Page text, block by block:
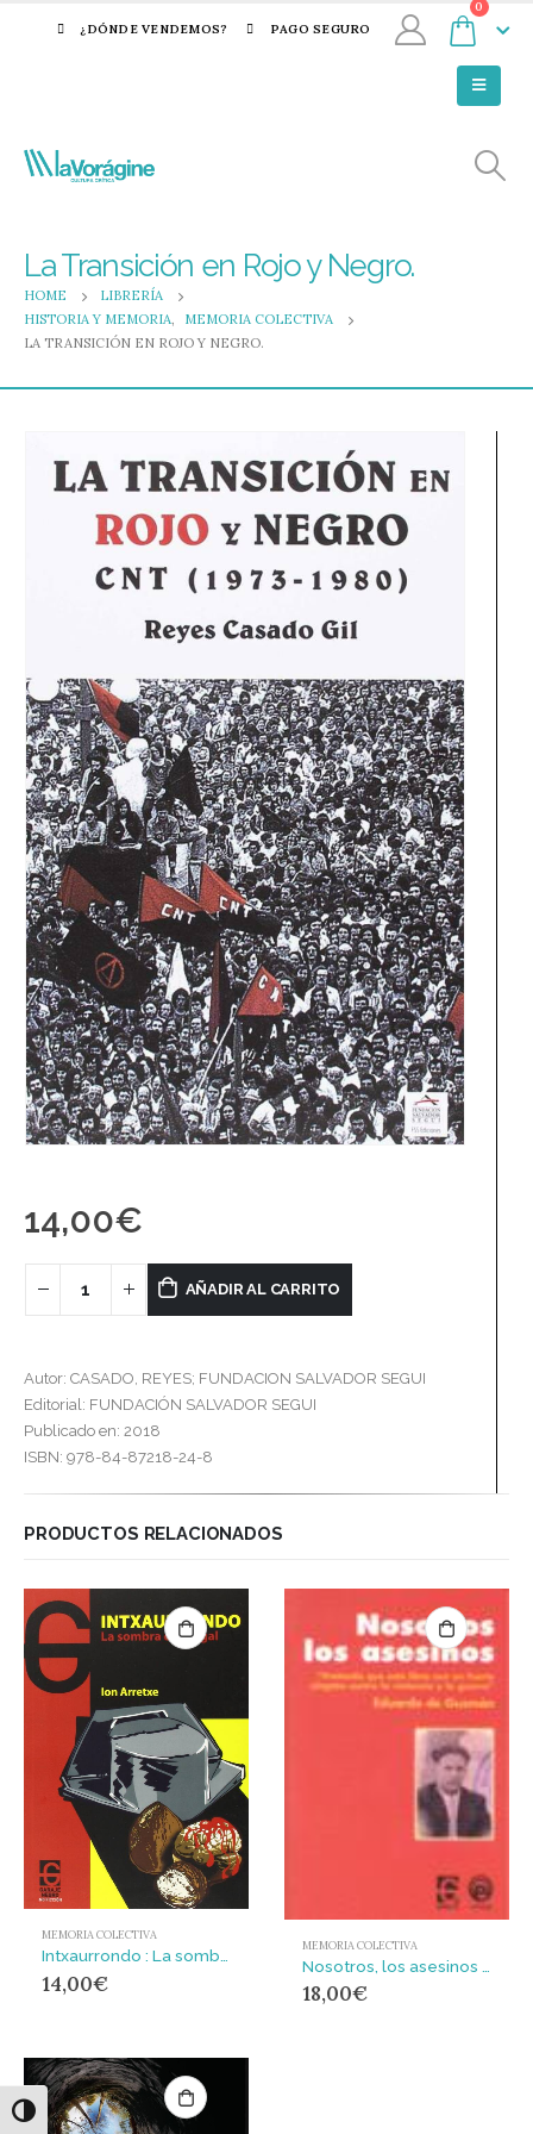
Alternar alto contraste
¿DÓNDE VENDEMOS? PAGO SEGURO
0
La Transición en Rojo y Negro.
HOME
LIBRERÍA
HISTORIA Y MEMORIA,
MEMORIA COLECTIVA
LA TRANSICIÓN EN ROJO Y NEGRO.
14,00€
AÑADIR AL CARRITO
Autor: CASADO, REYES; FUNDACION SALVADOR SEGUI
Editorial: FUNDACIÓN SALVADOR SEGUI
Publicado en: 2018
ISBN: 978-84-87218-24-8
PRODUCTOS RELACIONADOS
MEMORIA COLECTIVA
14,00€
MEMORIA COLECTIVA
18,00€